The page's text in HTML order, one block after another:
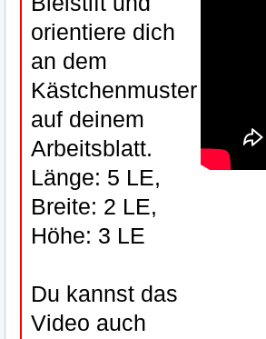
orientiere dich
an dem
Kästchenmuster
auf deinem
Arbeitsblatt.
Länge: 5 LE,
Breite: 2 LE,
Höhe: 3 LE
Du kannst das
Video auch